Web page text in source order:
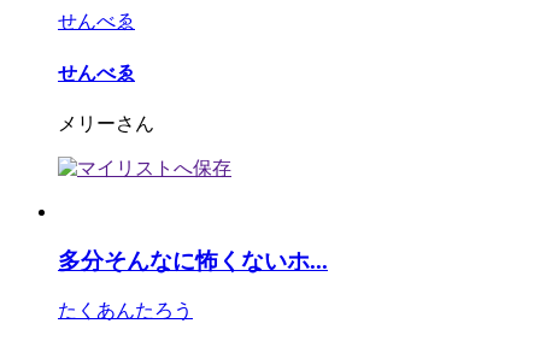
せんべゑ
せんべゑ
メリーさん
多分そんなに怖くないホ...
たくあんたろう